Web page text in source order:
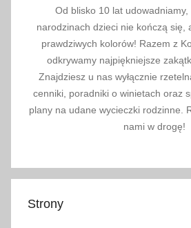
Od blisko 10 lat
narodzinach dzieci nie kończą się,
prawdziwych kolorów! Razem z
odkrywamy najpiękniejsze
Znajdziesz u nas wyłącznie
cenniki, poradniki o winietach oraz
plany na udane wycieczki rodzinne.
nami w drogę!
Strony